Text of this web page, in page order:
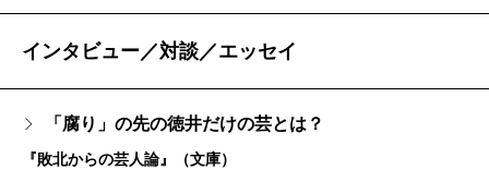
インタビュー／対談／エッセイ
「腐り」の先の徳井だけの芸とは？
『敗北からの芸人論』（文庫）